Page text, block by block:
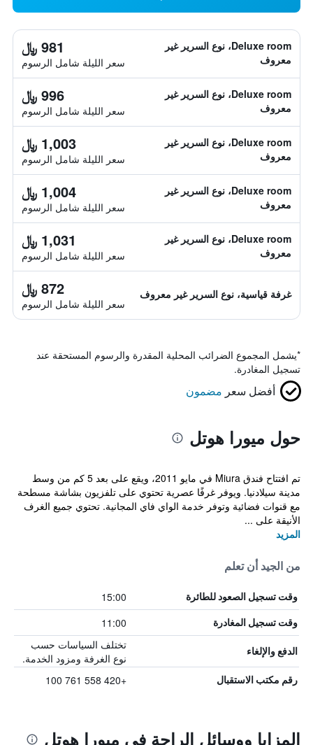
Deluxe room، نوع السرير غير
معروف
981 ﷼
سعر الليلة شامل الرسوم
Deluxe room، نوع السرير غير
معروف
996 ﷼
سعر الليلة شامل الرسوم
Deluxe room، نوع السرير غير
معروف
1,003 ﷼
سعر الليلة شامل الرسوم
Deluxe room، نوع السرير غير
معروف
1,004 ﷼
سعر الليلة شامل الرسوم
Deluxe room، نوع السرير غير
معروف
1,031 ﷼
سعر الليلة شامل الرسوم
غرفة قياسية، نوع السرير غير معروف 872 ﷼
سعر الليلة شامل الرسوم
*يشمل المجموع الضرائب المحلية المقدرة والرسوم المستحقة عند
تسجيل المغادرة.
أفضل سعر مضمون
حول ميورا هوتل
تم افتتاح فندق Miura في مايو 2011، ويقع على بعد 5 كم من وسط
مدينة سيلادنيا. ويوفر غرفًا عصرية تحتوي على تلفزيون بشاشة مسطحة
مع قنوات فضائية وتوفر خدمة الواي فاي المجانية. تحتوي جميع الغرف
الأنيقة على ...
المزيد
من الجيد أن تعلم
وقت تسجيل الصعود للطائرة 15:00
وقت تسجيل المغادرة 11:00
الدفع والإلغاء
تختلف السياسات حسب
نوع الغرفة ومزود الخدمة.
رقم مكتب الاستقبال +420 558 761 100
المزايا ووسائل الراحة في ميورا هوتل